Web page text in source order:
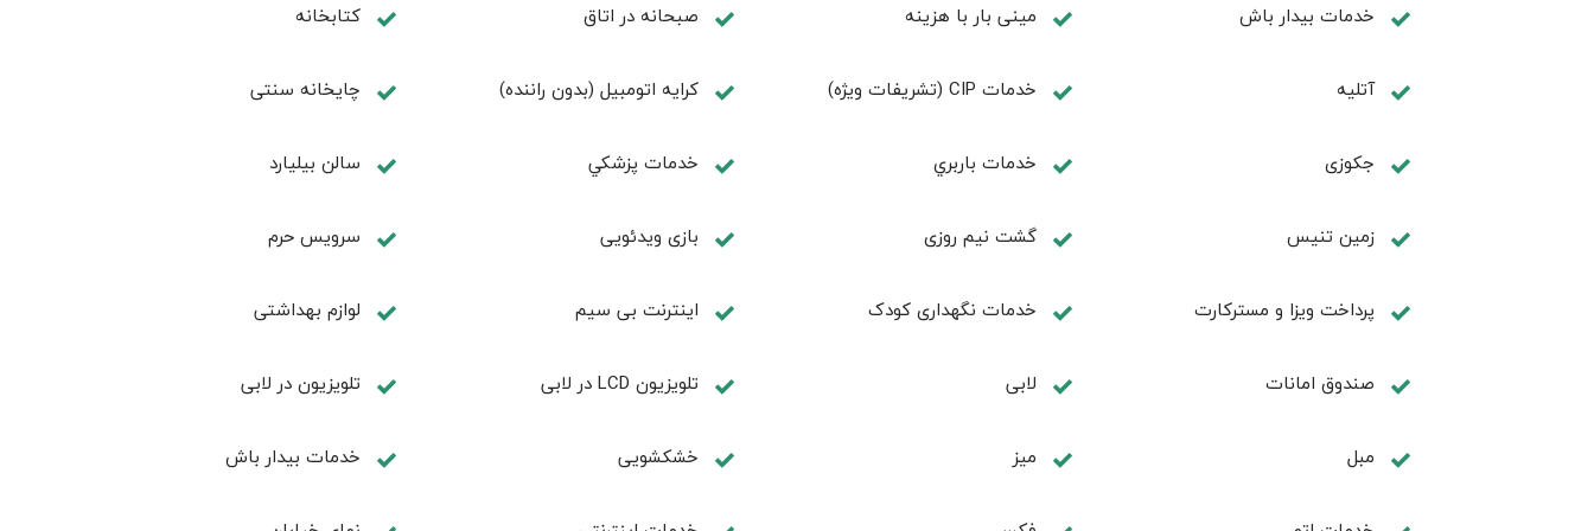
خدمات بیدار باش مینی بار با هزینه صبحانه در اتاق كتابخانه
آتلیه خدمات CIP (تشریفات ویژه) کرایه اتومبیل (بدون راننده) چايخانه سنتی
جكوزی خدمات باربري خدمات پزشكي سالن بيليارد
زمين تنيس گشت نیم روزی بازی ویدئویی سرویس حرم
پرداخت ویزا و مسترکارت خدمات نگهداری کودک اینترنت بی سیم لوازم بهداشتی
صندوق امانات لابی تلويزيون LCD در لابی تلويزيون در لابی
مبل ميز خشکشویی خدمات بيدار باش